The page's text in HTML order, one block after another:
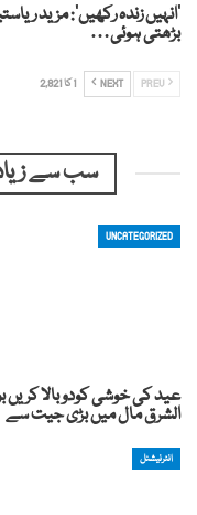
‘انہیں زندہ رکھیں’: مزید
بڑھتی ہوئی…
NEXT 1 کا 2,821
سب سے
UNCATEGORIZED
عید کی خوشی کودوبالا کریں
الشرق مال میں بڑی جیت سے
انٹرنیشنل